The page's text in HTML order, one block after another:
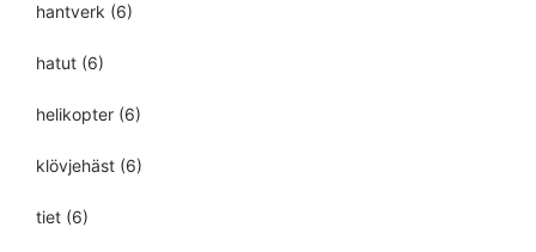
hantverk (6)
hatut (6)
helikopter (6)
klövjehäst (6)
tiet (6)